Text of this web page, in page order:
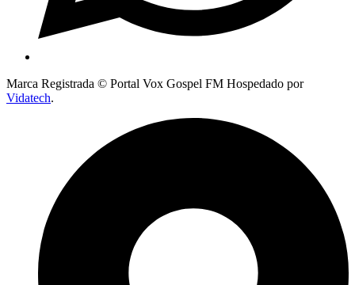
Marca Registrada © Portal Vox Gospel FM Hospedado por
Vidatech.